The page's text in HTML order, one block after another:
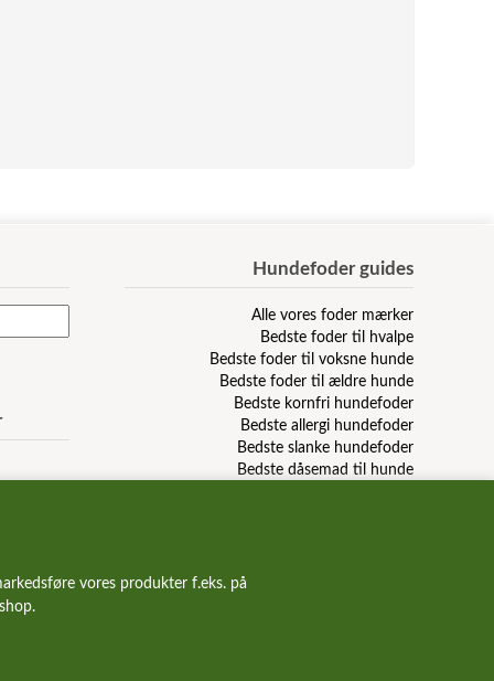
vores produkter f.eks. på
Hundefoder guides
Alle vores foder mærker
Bedste foder til hvalpe
Bedste foder til voksne hunde
Bedste foder til ældre hunde
Bedste kornfri hundefoder
Bedste allergi hundefoder
Bedste slanke hundefoder
Bedste dåsemad til hunde